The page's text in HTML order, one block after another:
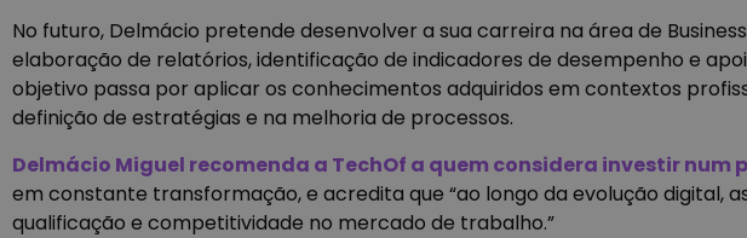
No futuro, Delmácio pretende desenvolver a sua carreira na área de
elaboração de relatórios, identificação de indicadores de desempenho e
objetivo passa por aplicar os conhecimentos adquiridos em contextos
definição de estratégias e na melhoria de processos.
Delmácio Miguel recomenda a TechOf a quem considera investir num
em constante transformação, e acredita que “ao longo da evolução digital,
qualificação e competitividade no mercado de trabalho.”